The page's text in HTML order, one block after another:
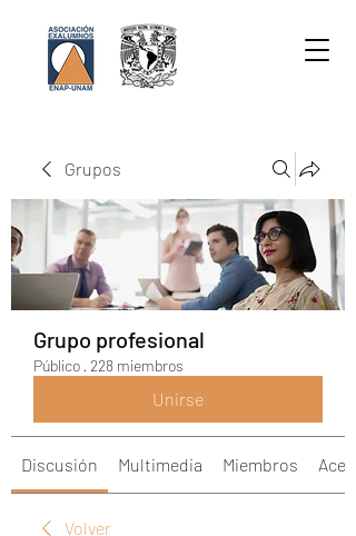
Grupos
Grupo profesional
Público · 228 miembros
Unirse
Discusión Multimedia Miembros
Volver